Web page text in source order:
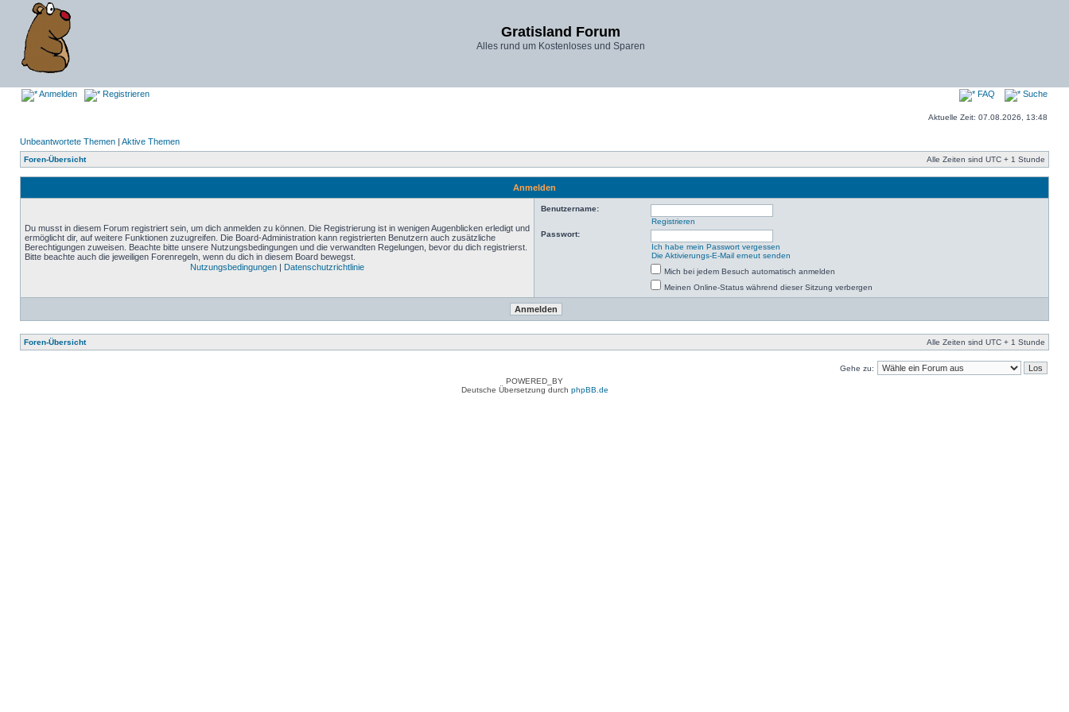
Gratisland Forum
Alles rund um Kostenloses und Sparen
Anmelden Registrieren FAQ Suche
Aktuelle Zeit: 07.08.2026, 13:48
Unbeantwortete Themen | Aktive Themen
Foren-Übersicht Alle Zeiten sind UTC + 1 Stunde
Anmelden
Du musst in diesem Forum registriert sein, um dich anmelden zu können. Die Registrierung ist in wenigen Augenblicken erledigt und
ermöglicht dir, auf weitere Funktionen zuzugreifen. Die Board-Administration kann registrierten Benutzern auch zusätzliche
Berechtigungen zuweisen. Beachte bitte unsere Nutzungsbedingungen und die verwandten Regelungen, bevor du dich registrierst.
Bitte beachte auch die jeweiligen Forenregeln, wenn du dich in diesem Board bewegst.
Nutzungsbedingungen | Datenschutzrichtlinie
Benutzername:
Registrieren
Passwort:
Ich habe mein Passwort vergessen
Die Aktivierungs-E-Mail erneut senden
Mich bei jedem Besuch automatisch anmelden
Meinen Online-Status während dieser Sitzung verbergen
Foren-Übersicht Alle Zeiten sind UTC + 1 Stunde
Gehe zu:
POWERED_BY
Deutsche Übersetzung durch phpBB.de